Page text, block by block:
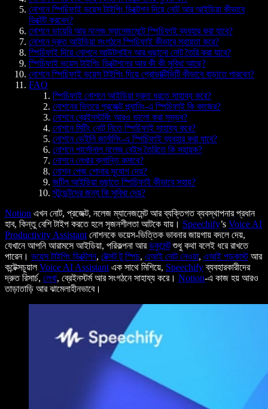
নোশনে স্পিচিফাই ভয়েস টাইপিং ডিক্টেশন দিয়ে নোট আর আইডিয়া কীভাবে
ডিক্টেট করবেন?
নোশনে ডায়েরি আর নলেজ ম্যানেজমেন্টে স্পিচিফাই ব্যবহার করা যাবে?
নোশনে দ্রুত আইডিয়া সংগঠনে স্পিচিফাই কীভাবে সহায়তা করে?
স্পিচিফাই দিয়ে নোশনে আউটলাইন আর গুছানো নোট তৈরি করা যাবে?
স্পিচিফাই ভয়েস টাইপিং ডিক্টেশনের আর কী কী সুবিধা আছে?
নোশনে স্পিচিফাই ভয়েস টাইপিং দিয়ে প্রোডাক্টিভিটি কীভাবে বাড়াতে পারবেন?
FAQ
স্পিচিফাই নোশনে আইডিয়া দ্রুত ধরতে সাহায্য করে?
নোশনের ভিতরে প্রজেক্ট প্ল্যানিং-এ স্পিচিফাই কি কাজের?
নোশনে ব্রেইনস্টর্মিং আরও ভালো করা সম্ভব?
নোশনে মিটিং নোট নিতে স্পিচিফাই সাহায্য করে?
নোশনে ডেইলি জার্নালিং-এ স্পিচিফাই ব্যবহার করা যাবে?
নোশনে পার্সোনাল নলেজ বেইস তৈরিতে কি সহায়ক?
নোশনে লেখার ক্লান্তি কমাবে?
নোশন পেজ শোনার সুযোগ দেয়?
জটিল আইডিয়া গুছাতে স্পিচিফাই কীভাবে সহায়?
স্টুডেন্টদের জন্য কি সুবিধা দেয়?
Notion এখন নোট, প্রজেক্ট, নলেজ ম্যানেজমেন্ট আর ব্যক্তিগত ব্যবস্থাপনার প্রধান
হাব, কিন্তু বেশি টাইপ করতে হলে সৃজনশীলতা আটকে যায়। Speechify’s Voice AI
Productivity Assistant নোশনকে ভয়েস-ভিত্তিক ভাবনার জায়গায় বদলে দেয়,
যেখানে আপনি আরামসে আইডিয়া, পরিকল্পনা আরডকুমেন্টশুধু কথা বলেই ধরে রাখতে
পারেন। ভয়েস টাইপিং ডিক্টেশন, টেক্সট টু স্পিচ, এআই নোট নেওয়া, এআই পডকাস্টআর
কন্টেক্সচুয়ালVoice AI Assistant এক সাথে মিশিয়ে, Speechifyব্যবহারকারীদের
দ্রুত রিসার্চ, লেখা, ব্রেইনস্টর্ম আর সংগঠনে সাহায্য করে। Notion-এ কাজ হয় আরও
তাড়াতাড়ি আর ঝামেলাহীনভাবে।